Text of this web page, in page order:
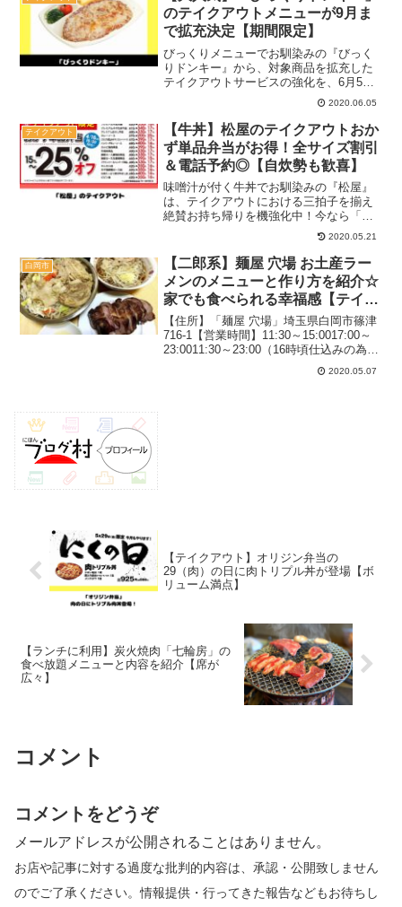
でテイクアウトできるた...
のテイクアウトメニューが9月ま
で拡充決定【期間限定】
びっくりメニューでお馴染みの『びっく
りドンキー』から、対象商品を拡充した
テイクアウトサービスの強化を、6月5日
（金）からスタート！9月24日（木）まで
の期間限定を予定しているのでぜひ早め
にチェックしておきましょう♪▼YouTube
も始めたの...
2020.06.05
テイクアウト
【牛丼】松屋のテイクアウトおか
ず単品弁当がお得！全サイズ割引
＆電話予約◎【自炊勢も歓喜】
味噌汁が付く牛丼でお馴染みの『松屋』
は、テイクアウトにおける三拍子を揃え
絶賛お持ち帰りを機強化中！今なら「持
ち帰ってよし」「受け取るだけの簡単な
お仕事」「ご飯炊けばOK」という最高の
環境が整っているので要チェックですよ♪
記事内のメニューや料...
2020.05.21
白岡市
【二郎系】麺屋 穴場 お土産ラー
メンのメニューと作り方を紹介☆
家でも食べられる幸福感【テイク
アウト】
【住所】「麺屋 穴場」埼玉県白岡市篠津
716-1【営業時間】11:30～15:0017:00～
23:0011:30～23:00（16時頃仕込みの為30
分ぐらい閉めます）定休日：日曜カウン
ターのみ駐車場：あり（パチ屋の駐車
2020.05.07
【テイクアウト】オリジン弁当の
29（肉）の日に肉トリプル丼が登場【ボ
リューム満点】
【ランチに利用】炭火焼肉「七輪房」の
食べ放題メニューと内容を紹介【席が
広々】
コメント
コメントをどうぞ
メールアドレスが公開されることはありません。
お店や記事に対する過度な批判的内容は、承認・公開致しません
のでご了承ください。情報提供・行ってきた報告などもお待ちし